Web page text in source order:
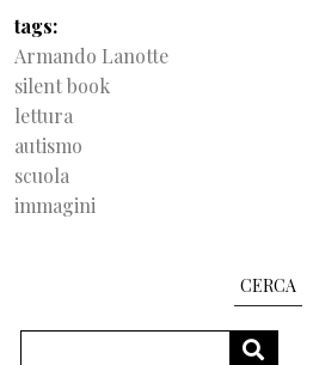
tags
Armando Lanotte
silent book
lettura
autismo
scuola
immagini
CERCA
SEARCH